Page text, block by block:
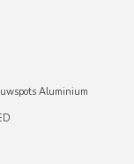
Aluminium